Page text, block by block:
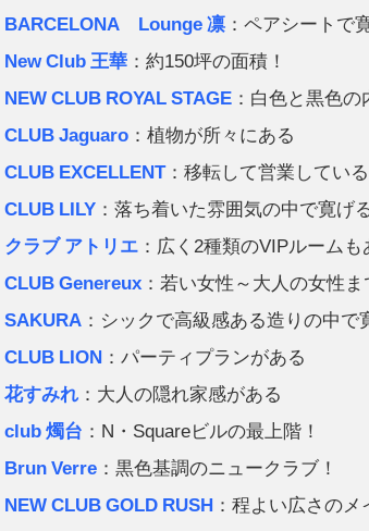
BARCELONA Lounge 凛 ：ペアシートで
New Club 王華 ：約150坪の面積！
NEW CLUB ROYAL STAGE ：白色と黒色の
CLUB Jaguaro ：植物が所々にある
CLUB EXCELLENT：移転して営業している
CLUB LILY ：落ち着いた雰囲気の中で寛げ
クラブ アトリエ ：広く2種類のVIPルームも
CLUB Genereux ：若い女性～大人の女性
SAKURA ：シックで高級感ある造りの中で
CLUB LION ：パーティプランがある
花すみれ ：大人の隠れ家感がある
club 燭台 ：N・Squareビルの最上階！
Brun Verre ：黒色基調のニュークラブ！
NEW CLUB GOLD RUSH ：程よい広さの